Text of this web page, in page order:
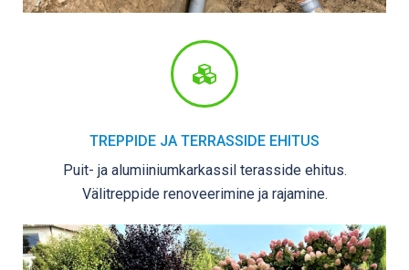
TREPPIDE JA TERRASSIDE EHITUS
Puit- ja alumiiniumkarkassil terasside ehitus.
Välitreppide renoveerimine ja rajamine.